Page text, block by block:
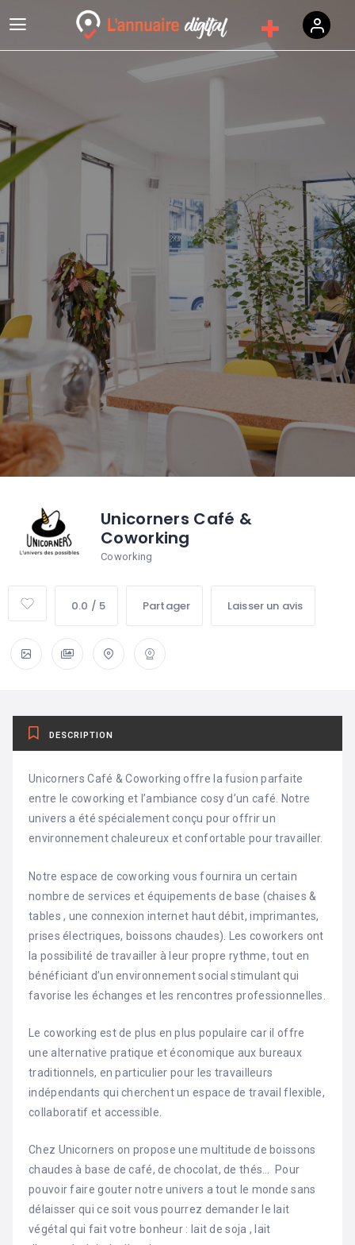
Unicorners Café &
Coworking
Coworking
0.0 / 5 Partager Laisser un avis
DESCRIPTION
Unicorners Café & Coworking offre la fusion parfaite
entre le coworking et l’ambiance cosy d’un café. Notre
univers a été spécialement conçu pour offrir un
environnement chaleureux et confortable pour travailler.
Notre espace de coworking vous fournira un certain
nombre de services et équipements de base (chaises &
tables , une connexion internet haut débit, imprimantes,
prises électriques, boissons chaudes). Les coworkers ont
la possibilité de travailler à leur propre rythme, tout en
bénéficiant d’un environnement social stimulant qui
favorise les échanges et les rencontres professionnelles.
Le coworking est de plus en plus populaire car il offre
une alternative pratique et économique aux bureaux
traditionnels, en particulier pour les travailleurs
indépendants qui cherchent un espace de travail flexible,
collaboratif et accessible.
Chez Unicorners on propose une multitude de boissons
chaudes à base de café, de chocolat, de thés… Pour
pouvoir faire gouter notre univers a tout le monde sans
délaisser qui ce soit vous pourrez demander le lait
végétal qui fait votre bonheur : lait de soja , lait